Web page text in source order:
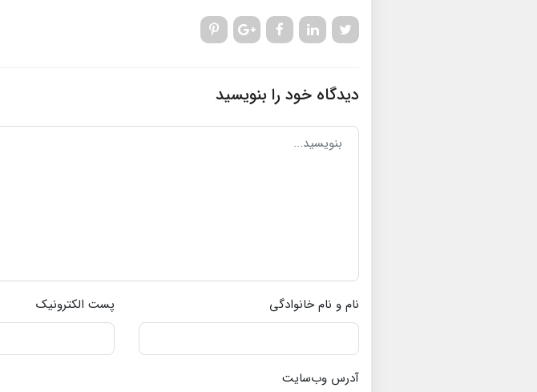
دیدگاه خود را بنویسید
نام و نام خانوادگی پست الکترونیک
آدرس وب‌سایت